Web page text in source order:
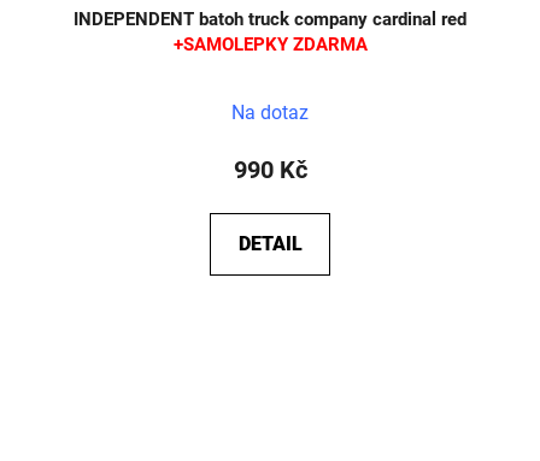
INDEPENDENT batoh truck company cardinal red
+SAMOLEPKY ZDARMA
Na dotaz
990 Kč
DETAIL